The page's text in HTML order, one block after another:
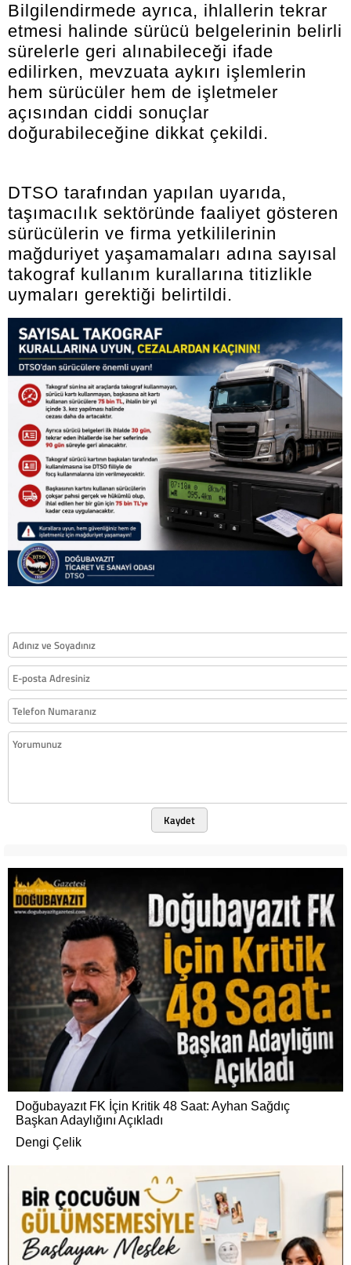
Bilgilendirmede ayrıca, ihlallerin tekrar
etmesi halinde sürücü belgelerinin belirli
sürelerle geri alınabileceği ifade
edilirken, mevzuata aykırı işlemlerin
hem sürücüler hem de işletmeler
açısından ciddi sonuçlar
doğurabileceğine dikkat çekildi.
DTSO tarafından yapılan uyarıda,
taşımacılık sektöründe faaliyet gösteren
sürücülerin ve firma yetkililerinin
mağduriyet yaşamamaları adına sayısal
takograf kullanım kurallarına titizlikle
uymaları gerektiği belirtildi.
Kaydet
Doğubayazıt FK İçin Kritik 48 Saat: Ayhan Sağdıç
Başkan Adaylığını Açıkladı
Dengi Çelik